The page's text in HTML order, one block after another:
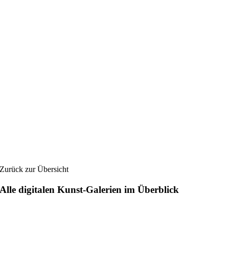
Zurück zur Übersicht
Alle digitalen Kunst-Galerien im Überblick